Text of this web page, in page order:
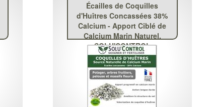
Écailles de Coquilles
d'Huîtres Concassées 38%
Calcium - Apport Ciblé de
Calcium Marin Naturel,
SOLU'CONTROL